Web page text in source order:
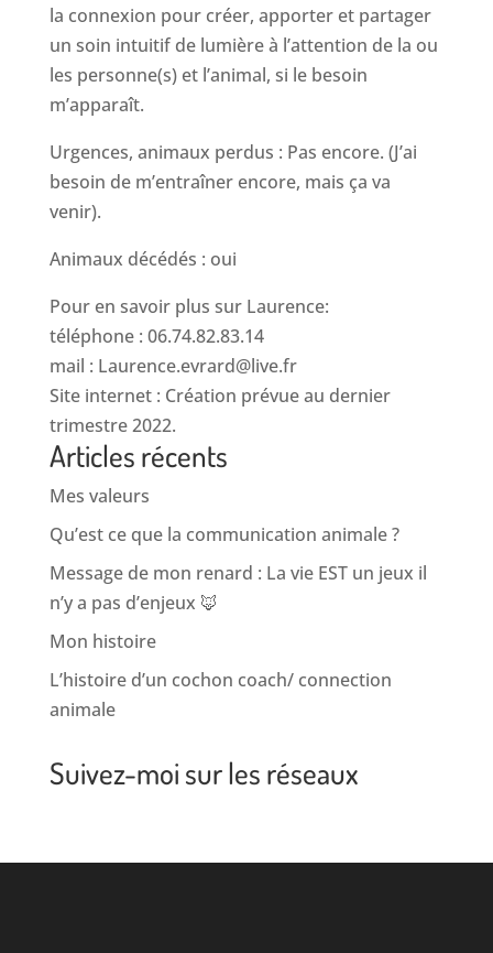
la connexion pour créer, apporter et partager
un soin intuitif de lumière à l’attention de la ou
les personne(s) et l’animal, si le besoin
m’apparaît.
Urgences, animaux perdus : Pas encore. (J’ai
besoin de m’entraîner encore, mais ça va
venir).
Animaux décédés : oui
Pour en savoir plus sur Laurence:
téléphone : 06.74.82.83.14
mail : Laurence.evrard@live.fr
Site internet : Création prévue au dernier
trimestre 2022.
Articles récents
Mes valeurs
Qu’est ce que la communication animale ?
Message de mon renard : La vie EST un jeux il
n’y a pas d’enjeux 🦊
Mon histoire
L’histoire d’un cochon coach/ connection
animale
Suivez-moi sur les réseaux